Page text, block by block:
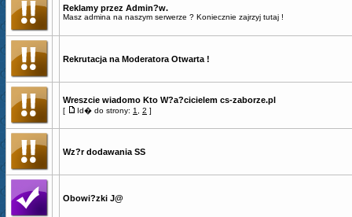
Reklamy przez Admin?w.
Masz admina na naszym serwerze ? Koniecznie zajrzyj tutaj !
Rekrutacja na Moderatora Otwarta !
Wreszcie wiadomo Kto W?a?cicielem cs-zaborze.pl
[ Id� do strony: 1 2 ]
Wz?r dodawania SS
Obowi?zki J@